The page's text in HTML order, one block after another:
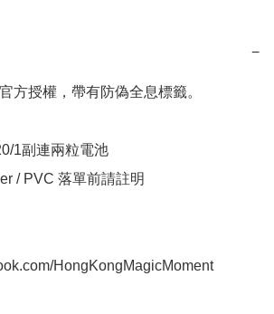
−
方授權，帶有防偽全息標籤。
1副連兩粒電池
/ PVC 落單前請註明
HongKongMagicMoment